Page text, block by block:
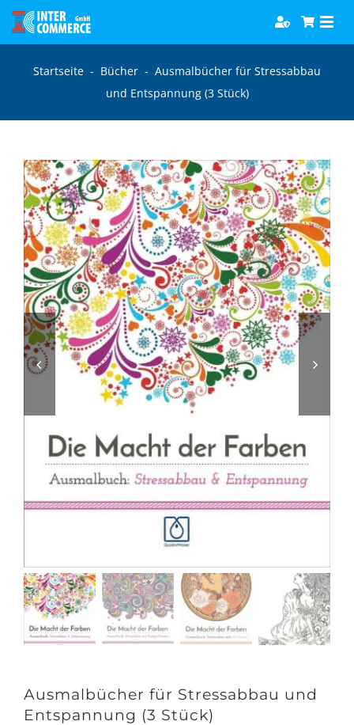
Zum
Inhalt
Software
Games
Bücher
Hörbücher
Startseite - Bücher - Ausmalbücher für Stressabbau
und Entspannung (3 Stück)
Ausmalbücher für Stressabbau und
Entspannung (3 Stück)